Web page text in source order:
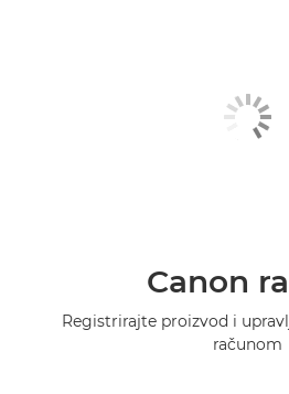
Canon
Registrirajte proizvod i
računom